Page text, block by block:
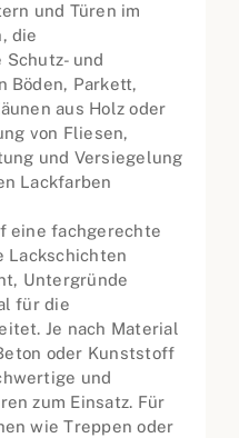
und Türen im
die
und
Böden, Parkett,
aus Holz oder
von Fliesen,
und Versiegelung
Lackfarben
eine fachgerechte
Lackschichten
Untergründe
für die
Je nach Material
oder Kunststoff
und
zum Einsatz. Für
wie Treppen oder